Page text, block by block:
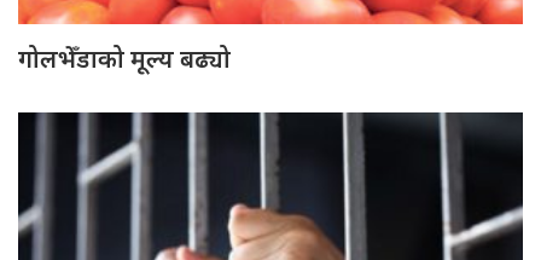
गोलभेँडाको मूल्य बढ्यो